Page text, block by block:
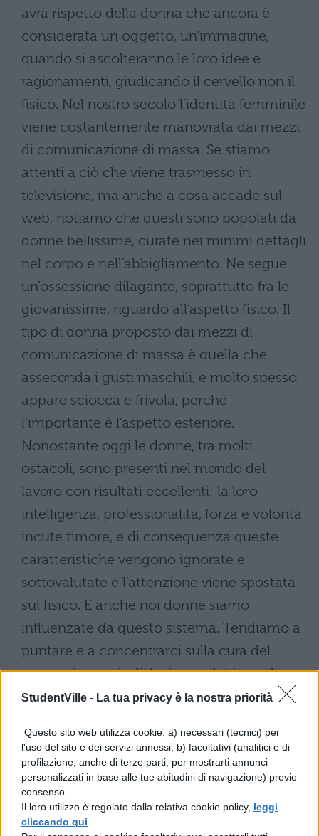
StudentVille - La tua privacy è la nostra priorità
Questo sito web utilizza cookie: a) necessari (tecnici) per
l'uso del sito e dei servizi annessi; b) facoltativi (analitici e di
profilazione, anche di terze parti, per mostrarti annunci
personalizzati in base alle tue abitudini di navigazione) previo
consenso.
Il loro utilizzo è regolato dalla relativa cookie policy, leggi
cliccando qui
avrà rispetto della donna che ancora è
considerata un oggetto, un’immagine,
quando si ascolteranno le loro idee e
ragionamenti, giudicando il cervello non il
fisico. Nel nostro secolo l’identità femminile
viene costantemente manovrata dai mezzi
di comunicazione di massa. Se stiamo
attenti a ciò che viene trasmesso in
televisione, ma anche a cosa accade sul
web, notiamo che questi sono popolati da
donne bellissime, curate nei minimi dettagli
nel corpo e nell’abbigliamento. Ne segue
un’ossessione dilagante, soprattutto fra le
giovanissime, riguardo all’aspetto fisico. Il
tipo di donna proposto dai mezzi di
comunicazione di massa è quella che
asseconda i gusti maschili, e molto spesso
appare sciocca e frivola, perché
l’importante è l’aspetto esteriore.
Nonostante oggi le donne, tra molti
ostacoli, sono presenti nel mondo del
lavoro con risultati eccellenti; la loro
intelligenza, professionalità, forza e volontà
incute timore, e di conseguenza queste
caratteristiche vengono ignorate e
sottovalutate e l’attenzione viene spostata
sul fisico. E anche noi donne siamo
influenzate da questo sistema. Tendiamo a
puntare e a concentrarci sulla cura del
corpo, sia per rivalità, sia perché in molte
occasioni abbiamo assunto l’ottica
uomini guardano noi. Tutto va a discapito
delle capacità e dell’intelligenza che
ognuna di noi potrebbe esibire
tranquillamente. Certo, io penso che